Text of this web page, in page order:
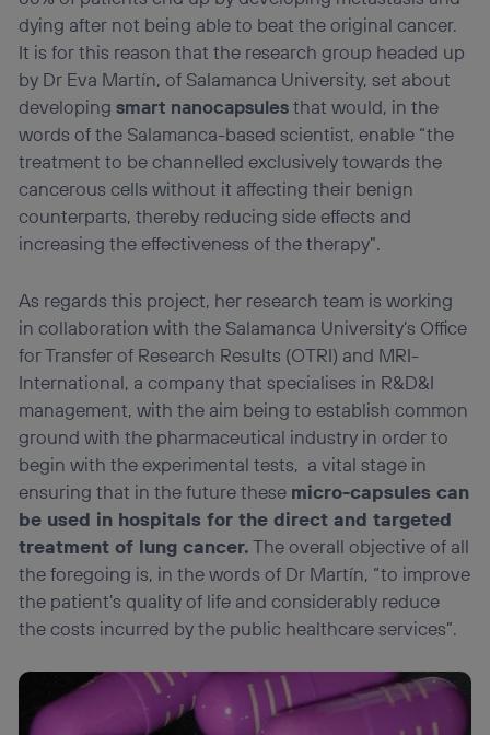
dying after not being able to beat the original cancer.
It is for this reason that the research group headed up
by Dr Eva Martín, of Salamanca University, set about
developingsmart nanocapsulesthat would, in the
words of the Salamanca-based scientist, enable “the
treatment to be channelled exclusively towards the
cancerous cells without it affecting their benign
counterparts, thereby reducing side effects and
increasing the effectiveness of the therapy”.
As regards this project, her research team is working
in collaboration with the Salamanca University’s Office
for Transfer of Research Results (OTRI) and MRI-
International, a company that specialises in R&D&I
management, with the aim being to establish common
ground with the pharmaceutical industry in order to
begin with the experimental tests, a vital stage in
ensuring that in the future these micro-capsules can
be used in hospitals for the direct and targeted
treatment of lung cancer.The overall objective of all
the foregoing is, in the words of Dr Martín, “to improve
the patient’s quality of life and considerably reduce
the costs incurred by the public healthcare services”.
“Administrar Utiq” en la parte inferior de esta página web o
visitando el portal de privacidad de Utiq
(“consenthub”). Para más información, consulta
la política de privacidad de Utiq.